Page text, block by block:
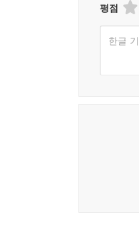
평점
한글